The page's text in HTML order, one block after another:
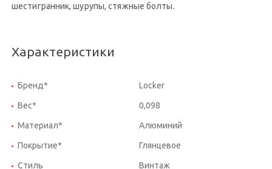
шестигранник, шурупы, стяжные болты.
Характеристики
Бренд* Locker
Вес* 0,098
Материал* Алюминий
Покрытие* Глянцевое
Стиль Винтаж